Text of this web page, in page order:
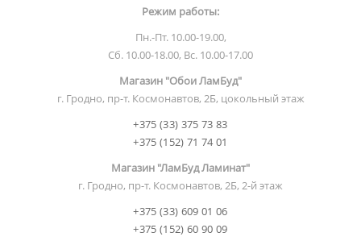
Режим работы:
Пн.-Пт. 10.00-19.00,
Сб. 10.00-18.00, Вс. 10.00-17.00
Магазин "Обои ЛамБуд"
г. Гродно, пр-т. Космонавтов, 2Б, цокольный этаж
+375 (33) 375 73 83
+375 (152) 71 74 01
Магазин "ЛамБуд Ламинат"
г. Гродно, пр-т. Космонавтов, 2Б, 2-й этаж
+375 (33) 609 01 06
+375 (152) 60 90 09